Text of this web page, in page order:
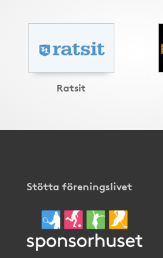
Ratsit
Stötta föreningslivet